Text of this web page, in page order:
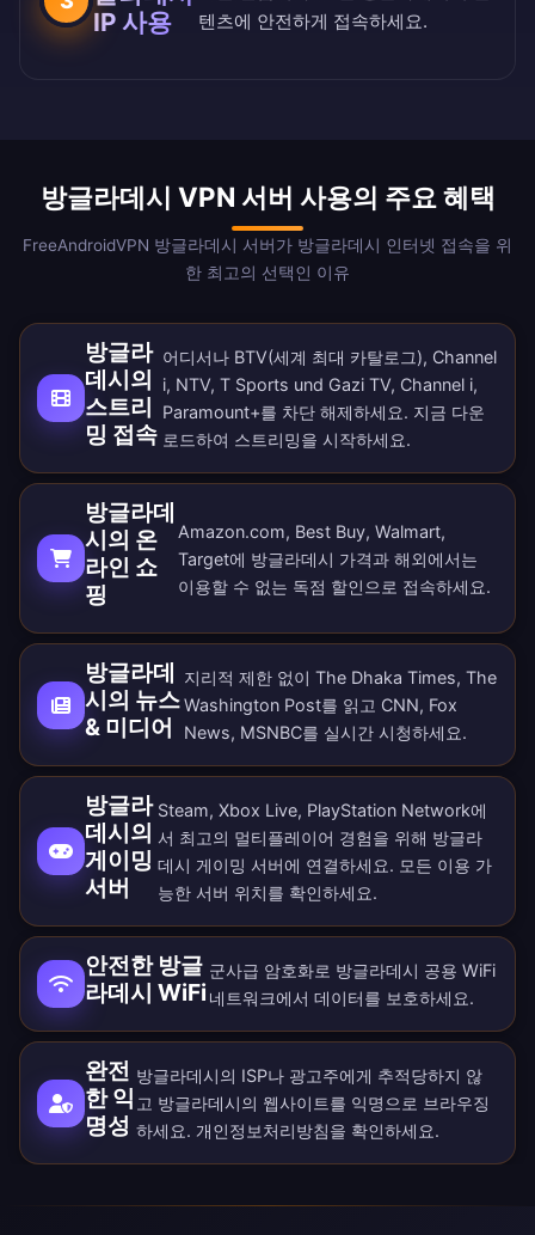
IP 사용
텐츠에 안전하게 접속하세요.
방글라데시 VPN 서버 사용의 주요 혜택
FreeAndroidVPN 방글라데시 서버가 방글라데시 인터넷 접속을 위
한 최고의 선택인 이유
방글라
데시의
스트리
밍 접속
어디서나 BTV(세계 최대 카탈로그), Channel
i, NTV, T Sports und Gazi TV, Channel i,
Paramount+를 차단 해제하세요. 지금 다운
로드하여 스트리밍을 시작하세요.
방글라데
시의 온
라인 쇼
핑
Amazon.com, Best Buy, Walmart,
Target에 방글라데시 가격과 해외에서는
이용할 수 없는 독점 할인으로 접속하세요.
방글라데
시의 뉴스
& 미디어
지리적 제한 없이 The Dhaka Times, The
Washington Post를 읽고 CNN, Fox
News, MSNBC를 실시간 시청하세요.
방글라
데시의
게이밍
서버
Steam, Xbox Live, PlayStation Network에
서 최고의 멀티플레이어 경험을 위해 방글라
데시 게이밍 서버에 연결하세요. 모든 이용 가
능한 서버 위치를 확인하세요.
안전한 방글
라데시 WiFi
군사급 암호화로 방글라데시 공용 WiFi
네트워크에서 데이터를 보호하세요.
완전
한 익
명성
방글라데시의 ISP나 광고주에게 추적당하지 않
고 방글라데시의 웹사이트를 익명으로 브라우징
하세요. 개인정보처리방침을 확인하세요.